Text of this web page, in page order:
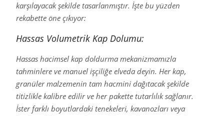
karşılayacak şekilde tasarlanmıştır. İşte bu yüzden
rekabette öne çıkıyor:
Hassas Volumetrik Kap Dolumu:
Hassas hacimsel kap doldurma mekanizmamızla
tahminlere ve manuel işçiliğe elveda deyin. Her kap,
granüler malzemenin tam hacmini dağıtacak şekilde
titizlikle kalibre edilir ve her pakette tutarlılık sağlanır.
İster farklı boyutlardaki tenekeleri, kavanozları veya